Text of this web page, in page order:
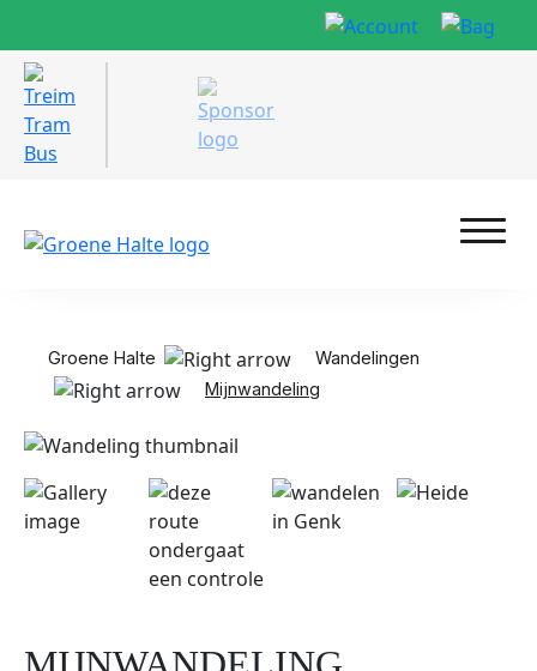
Groene Halte
Wandelingen
Mijnwandeling